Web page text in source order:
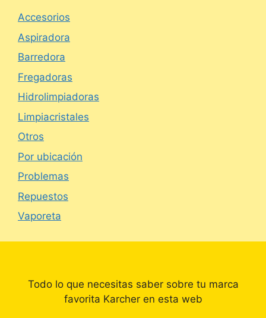
Accesorios
Aspiradora
Barredora
Fregadoras
Hidrolimpiadoras
Limpiacristales
Otros
Por ubicación
Problemas
Repuestos
Vaporeta
Todo lo que necesitas saber sobre tu marca
favorita Karcher en esta web